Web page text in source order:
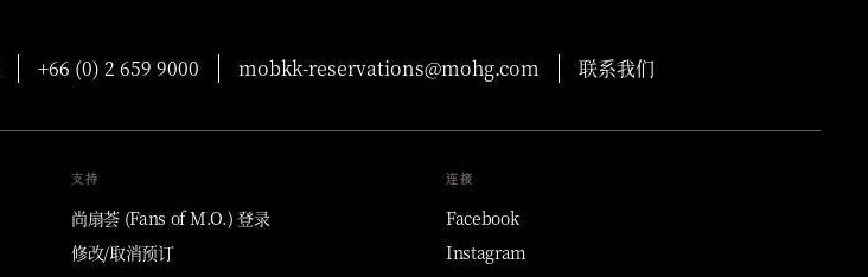
+66 (0) 2 659 9000 mobkk-reservations@mohg.com 联系我们
支持
尚扇荟 (Fans of M.O.) 登录
修改/取消预订
连接
Facebook
Instagram